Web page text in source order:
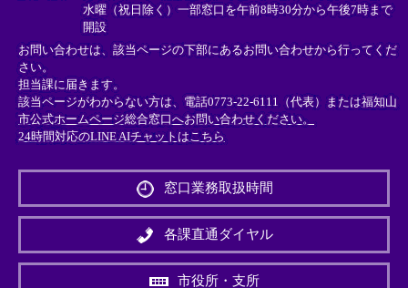
水曜（祝日除く）一部窓口を午前8時30分から午後7時まで
開設
お問い合わせは、該当ページの下部にあるお問い合わせから行ってくだ
さい。
担当課に届きます。
該当ページがわからない方は、電話0773-22-6111（代表）または福知山
市公式ホームページ総合窓口へお問い合わせください。
24時間対応のLINE AIチャットはこちら
外
リ
ン
＞
窓口業務取扱時間
各課直通ダイヤル
市役所・支所